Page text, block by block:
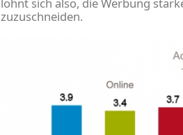
lohnt sich also, die Werbung
zuzuschneiden.